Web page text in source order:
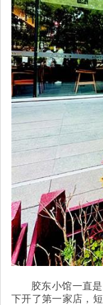
胶东小馆一直
下开了第一家店，